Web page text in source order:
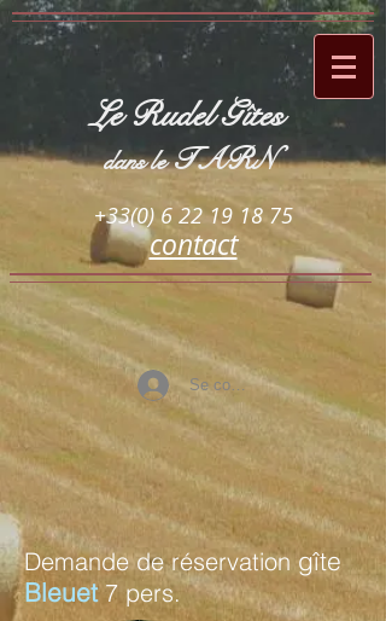
Le Rudel Gîtes
dans leTARN
+33(0) 6 22 19 18 75
contact
Se connecter
Demande de réservationgîte
Bleuet 7 pers.